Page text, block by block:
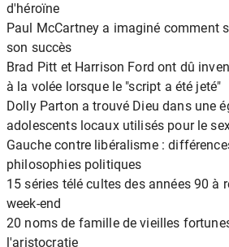
d'héroïne
Paul McCartney a imaginé comment
son succès
Brad Pitt et Harrison Ford ont dû
à la volée lorsque le "script a été jeté"
Dolly Parton a trouvé Dieu dans une
adolescents locaux utilisés pour le
Gauche contre libéralisme :
philosophies politiques
15 séries télé cultes des années 90 à
week-end
20 noms de famille de vieilles
l'aristocratie